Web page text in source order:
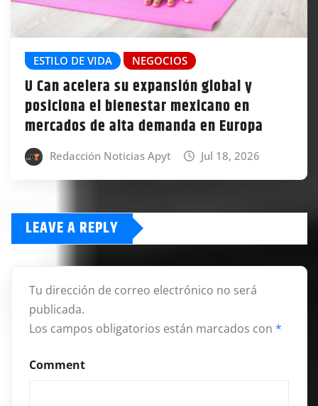
ESTILO DE VIDA NEGOCIOS
U Can acelera su expansión global y
posiciona el bienestar mexicano en
mercados de alta demanda en Europa
Redacción Noticias Apyt Jul 18, 2026
LEAVE A REPLY
Tu dirección de correo electrónico no será
publicada.
Los campos obligatorios están marcados con *
Comment